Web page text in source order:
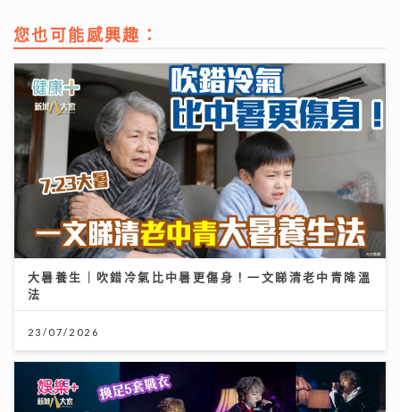
您也可能感興趣：
大暑養生｜吹錯冷氣比中暑更傷身！一文睇清老中青降溫
法
23/07/2026